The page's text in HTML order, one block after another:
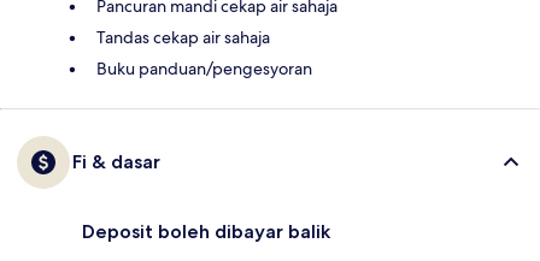
Pancuran mandi cekap air sahaja
Tandas cekap air sahaja
Buku panduan/pengesyoran
Fi & dasar
Deposit boleh dibayar balik